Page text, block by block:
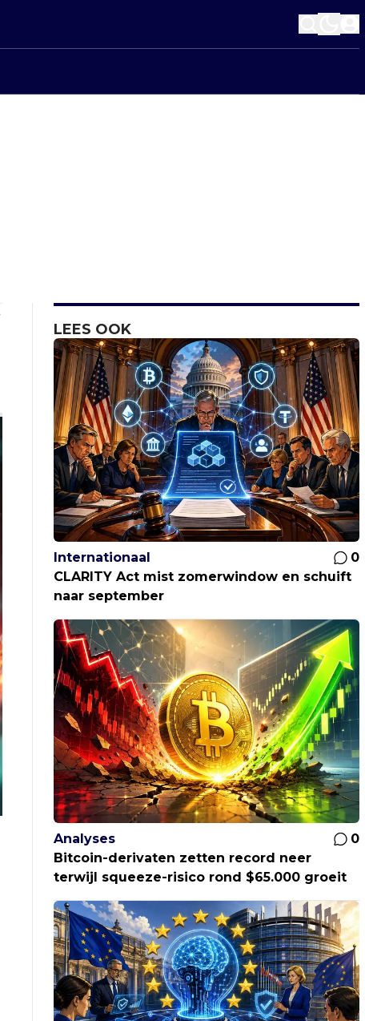
LEES OOK
Internationaal
0
CLARITY Act mist zomerwindow en schuift
naar september
Analyses
0
Bitcoin-derivaten zetten record neer
terwijl squeeze-risico rond $65.000 groeit